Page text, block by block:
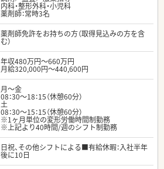
内科・整形外科・小児科
薬剤師：常時3名
薬剤師免許をお持ちの方（取得見込みの方を含
む）
年収480万円～660万円
月給320,000円～440,600円
月～金
08：30～18：15（休憩60分）
土
08：30～15：15（休憩60分）
※1ヶ月単位の変形労働時間制勤務
※上記より40時間/週のシフト制勤務
日祝、その他シフトによる■有給休暇：入社半年
後に10日